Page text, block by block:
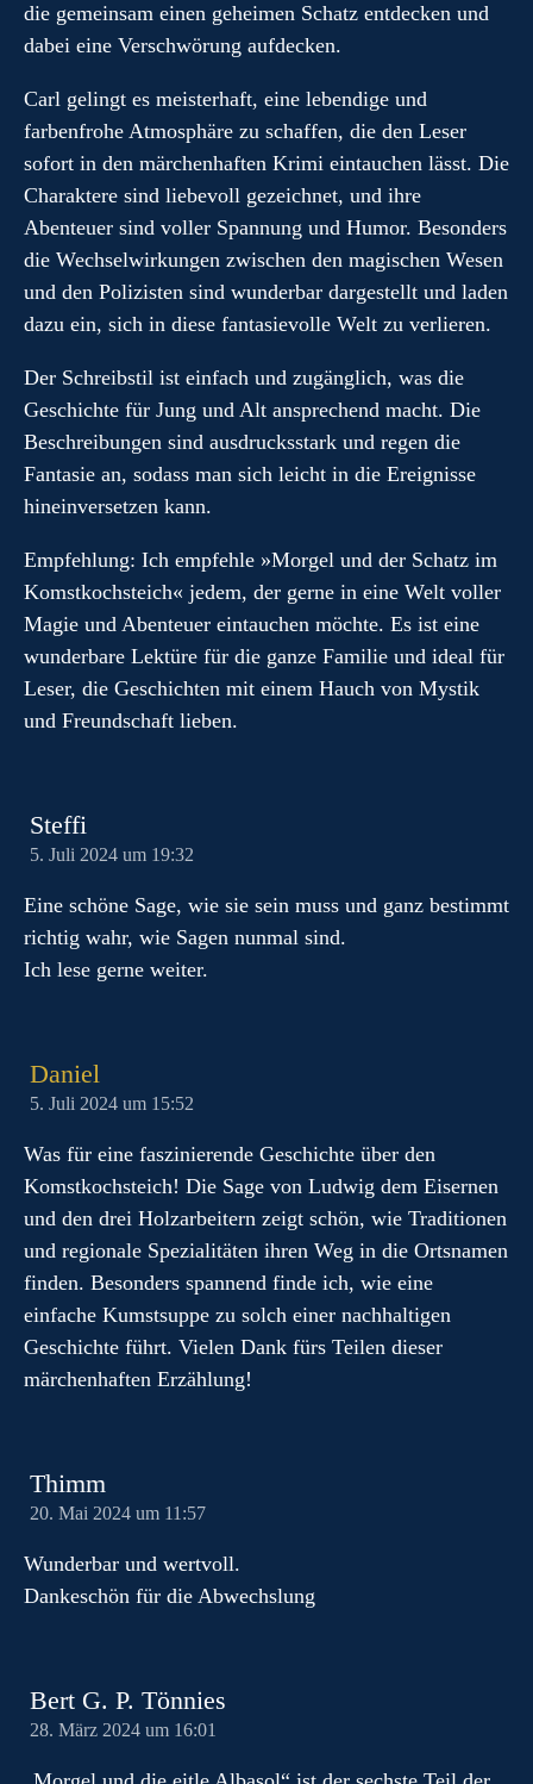
die gemeinsam einen geheimen Schatz entdecken und
dabei eine Verschwörung aufdecken.
Carl gelingt es meisterhaft, eine lebendige und
farbenfrohe Atmosphäre zu schaffen, die den Leser
sofort in den märchenhaften Krimi eintauchen lässt. Die
Charaktere sind liebevoll gezeichnet, und ihre
Abenteuer sind voller Spannung und Humor. Besonders
die Wechselwirkungen zwischen den magischen Wesen
und den Polizisten sind wunderbar dargestellt und laden
dazu ein, sich in diese fantasievolle Welt zu verlieren.
Der Schreibstil ist einfach und zugänglich, was die
Geschichte für Jung und Alt ansprechend macht. Die
Beschreibungen sind ausdrucksstark und regen die
Fantasie an, sodass man sich leicht in die Ereignisse
hineinversetzen kann.
Empfehlung: Ich empfehle »Morgel und der Schatz im
Komstkochsteich« jedem, der gerne in eine Welt voller
Magie und Abenteuer eintauchen möchte. Es ist eine
wunderbare Lektüre für die ganze Familie und ideal für
Leser, die Geschichten mit einem Hauch von Mystik
und Freundschaft lieben.
Steffi
5. Juli 2024 um 19:32
Eine schöne Sage, wie sie sein muss und ganz bestimmt
richtig wahr, wie Sagen nunmal sind.
Ich lese gerne weiter.
Daniel
5. Juli 2024 um 15:52
Was für eine faszinierende Geschichte über den
Komstkochsteich! Die Sage von Ludwig dem Eisernen
und den drei Holzarbeitern zeigt schön, wie Traditionen
und regionale Spezialitäten ihren Weg in die Ortsnamen
finden. Besonders spannend finde ich, wie eine
einfache Kumstsuppe zu solch einer nachhaltigen
Geschichte führt. Vielen Dank fürs Teilen dieser
märchenhaften Erzählung!
Thimm
20. Mai 2024 um 11:57
Wunderbar und wertvoll.
Dankeschön für die Abwechslung
Bert G. P. Tönnies
28. März 2024 um 16:01